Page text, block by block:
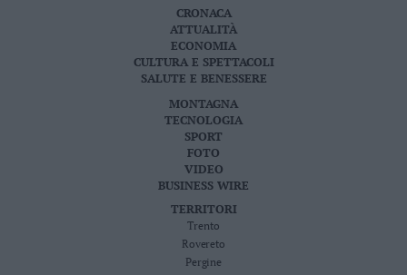
CRONACA
ATTUALITÀ
ECONOMIA
CULTURA E SPETTACOLI
SALUTE E BENESSERE
MONTAGNA
TECNOLOGIA
SPORT
FOTO
VIDEO
BUSINESS WIRE
TERRITORI
Trento
Rovereto
Pergine